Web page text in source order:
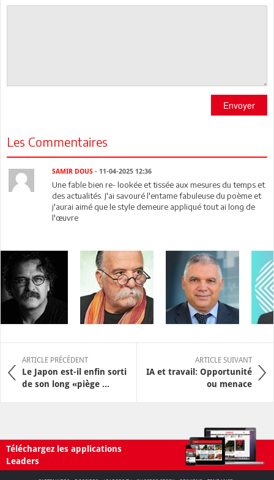
Envoyer
Les Commentaires
SAMIR DOUS- 11-04-2025 12:36
Une fable bien re- lookée et tissée aux mesures du temps et
des actualités. J'ai savouré l'entame fabuleuse du poème et
j'aurai aimé que le style demeure appliqué tout ai long de
l'œuvre
ARTICLE PRÉCÉDENT
Le Japon est-il enfin sorti
de son long «piège ...
ARTICLE SUIVANT
IA et travail: Opportunité
ou menace
Téléchargez les applications
Leaders